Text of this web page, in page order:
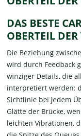
DAS BESTE
OBERTEIL
Die Beziehung
wird durch Feedback
winziger Details, die
interpretiert werden:
Sichtlinie bei jedem
Glätte der Brücke,
leichten Vibrationen,